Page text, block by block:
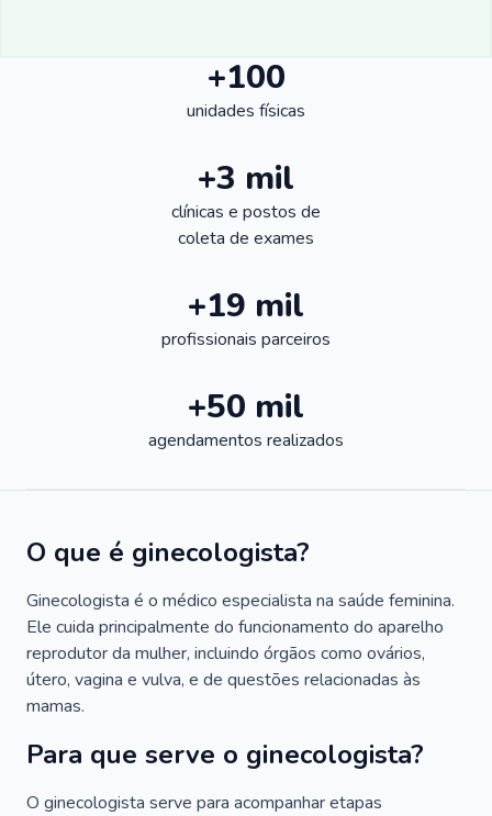
+100
unidades físicas
+3 mil
clínicas e postos de
coleta de exames
+19 mil
profissionais parceiros
+50 mil
agendamentos realizados
O que é ginecologista?
Ginecologista é o médico especialista na saúde feminina.
Ele cuida principalmente do funcionamento do aparelho
reprodutor da mulher, incluindo órgãos como ovários,
útero, vagina e vulva, e de questões relacionadas às
mamas.
Para que serve o ginecologista?
O ginecologista serve para acompanhar etapas